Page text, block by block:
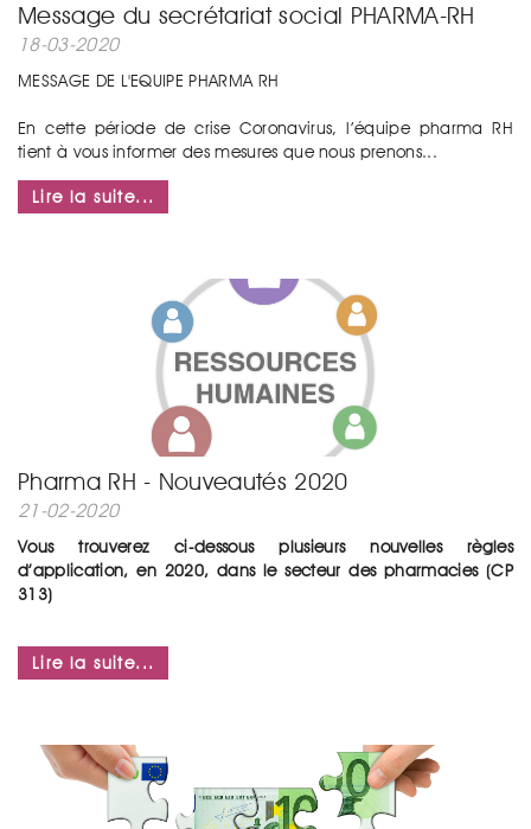
Message du secrétariat social PHARMA-RH
18-03-2020
MESSAGE DE L'EQUIPE PHARMA RH
En cette période de crise Coronavirus, l’équipe pharma RH
tient à vous informer des mesures que nous prenons...
Lire la suite...
Pharma RH - Nouveautés 2020
21-02-2020
Vous trouverez ci-dessous plusieurs nouvelles règles
d’application, en 2020, dans le secteur des pharmacies (CP
313)
Lire la suite...